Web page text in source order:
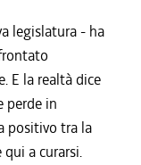
legislatura - ha
E la realtà dice
perde in
positivo tra la
a curarsi.